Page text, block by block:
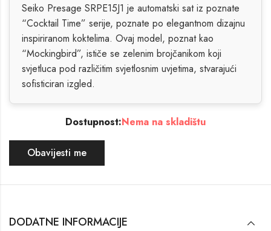
Seiko Presage SRPE15J1 je automatski sat iz poznate
“Cocktail Time” serije, poznate po elegantnom dizajnu
inspiriranom koktelima. Ovaj model, poznat kao
“Mockingbird”, ističe se zelenim brojčanikom koji
svjetluca pod različitim svjetlosnim uvjetima, stvarajući
sofisticiran izgled.
Dostupnost:Nema na skladištu
Obavijesti me
DODATNE INFORMACIJE